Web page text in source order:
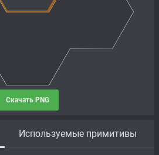
Скачать PNG
Используемые примитивы